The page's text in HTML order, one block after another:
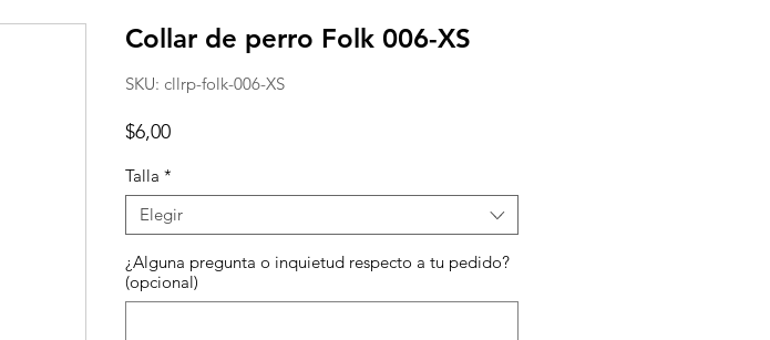
Collar de perro Folk 006-XS
SKU: cllrp-folk-006-XS
$6,00Precio
Talla *
Elegir
¿Alguna pregunta o inquietud respecto a tu pedido?
(opcional)